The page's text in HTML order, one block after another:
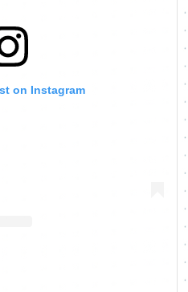
on Instagram